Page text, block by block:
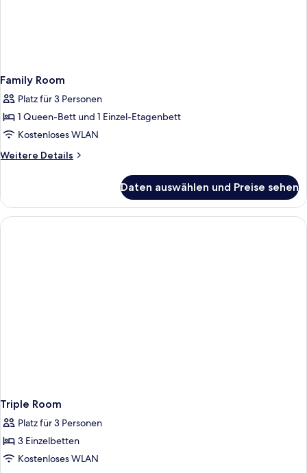
Family Room
Platz für 3 Personen
1 Queen-Bett und 1 Einzel-Etagenbett
Kostenloses WLAN
Weitere Details
Weitere
Room
Daten auswählen und Preise sehen
Triple Room
Platz für 3 Personen
3 Einzelbetten
Kostenloses WLAN